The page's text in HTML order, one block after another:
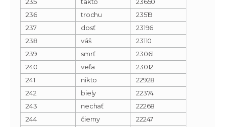
236
trochu
23519
237
dosť
23196
238
váš
23110
239
smrť
23061
240
veľa
23012
241
nikto
22928
242
biely
22374
243
nechať
22268
244
čierny
22247